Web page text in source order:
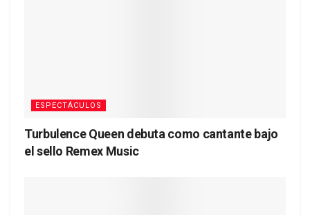
ESPECTÁCULOS
Turbulence Queen debuta como cantante bajo
el sello Remex Music